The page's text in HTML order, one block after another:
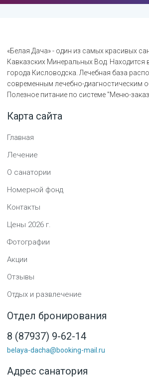
«Белая Дача» - один из самых красивых
Кавказских Минеральных Вод. Находится
города Кисловодска. Лечебная база
современным лечебно-диагностическим
Полезное питание по системе "Меню-
Карта сайта
Главная
Лечение
О санатории
Номерной фонд
Контакты
Цены 2026 г.
Фотографии
Акции
Отзывы
Отдых и развлечение
Отдел бронирования
8 (87937) 9-62-14
belaya-dacha@booking-mail.ru
Адрес санатория